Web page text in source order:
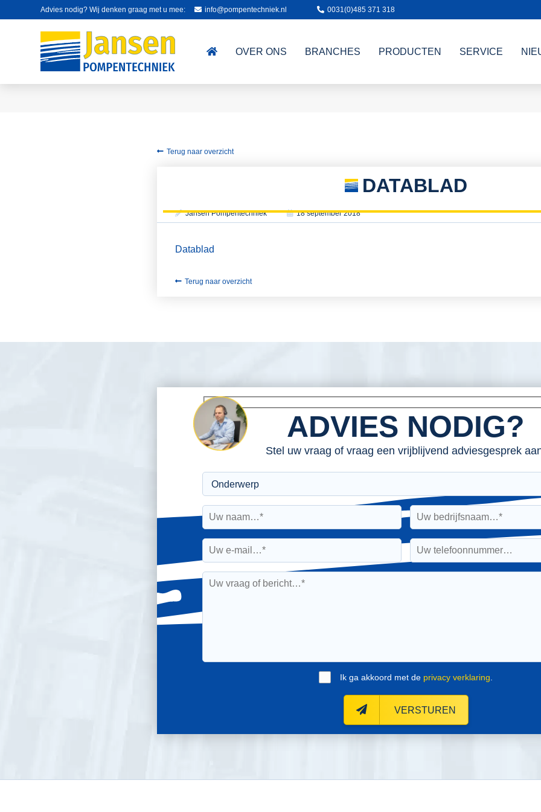
Advies nodig? Wij denken graag met u mee: info@pompentechniek.nl 0031(0)485 371 318
OVER ONS BRANCHES PRODUCTEN SERVICE
Terug naar overzicht
DATABLAD
Jansen Pompentechniek 18 september 2018
Datablad
Terug naar overzicht
ADVIES NODIG?
Stel uw vraag of vraag een vrijblijvend adviesgesprek
Ik ga akkoord met de privacy verklaring
VERSTUREN